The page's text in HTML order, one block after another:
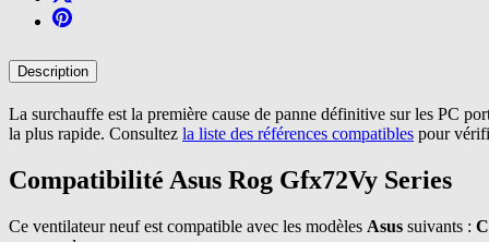
Description
La surchauffe est la première cause de panne définitive sur les PC
la plus rapide. Consultez la liste des références compatibles pour
Compatibilité Asus Rog Gfx72Vy Series
Ce ventilateur neuf est compatible avec les modèles Asus suivants :